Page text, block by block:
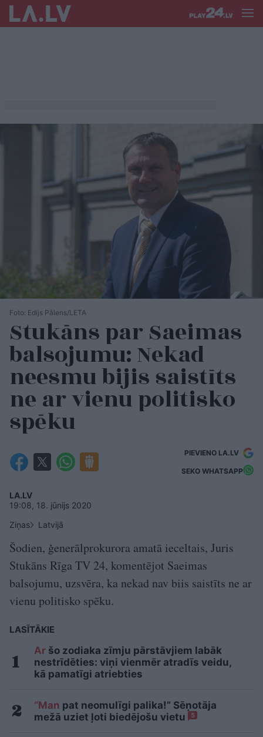
Foto: Edijs Pālens/LETA
Stukāns par Saeimas
balsojumu: Nekad
neesmu bijis saistīts
ne ar vienu politisko
spēku
PIEVIENO LA.LV
SEKO WHATSAPP
LA.LV
19:08, 18. jūnijs 2020
Ziņas
Latvijā
Šodien, ģenerālprokurora amatā ieceltais, Juris
Stukāns Rīga TV 24, komentējot Saeimas
balsojumu, uzsvēra, ka nekad nav biis saistīts ne ar
vienu politisko spēku.
LASĪTĀKIE
Ar šo zodiaka zīmju pārstāvjiem labāk
nestrīdēties: viņi vienmēr atradīs veidu,
kā pamatīgi atriebties
“Man pat neomulīgi palika!” Sēņotāja
mežā uziet ļoti biedējošu vietu
5